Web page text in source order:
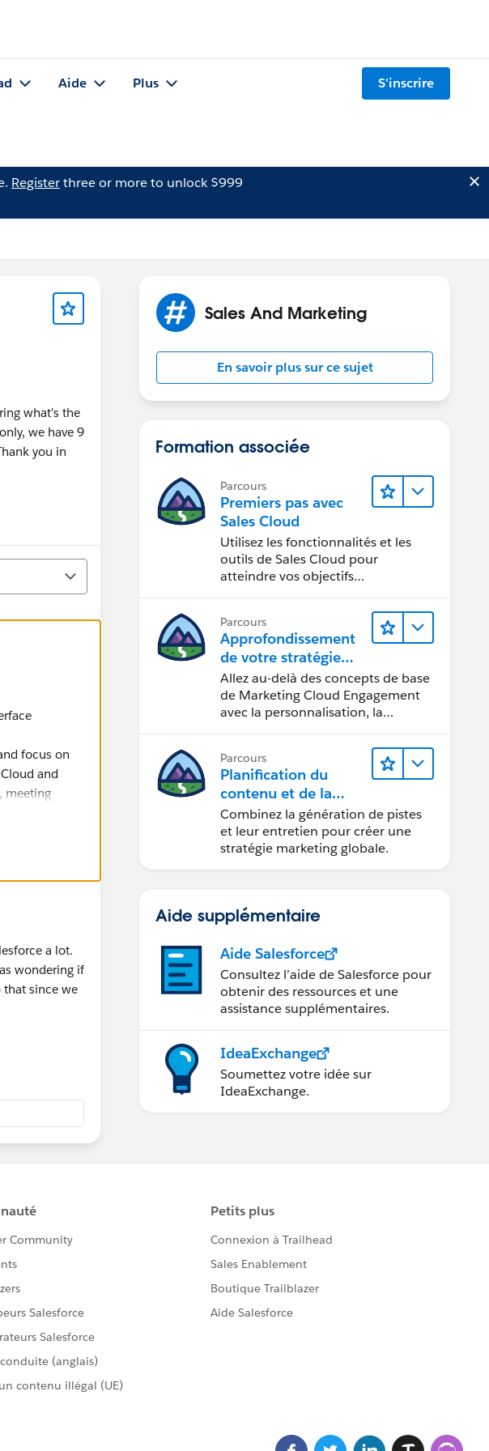
Aide Plus S'inscrire
Registerthree or more to unlock $999
what's the
we have 9
you in
focus on
and
meeting
boost-
a lot.
wondering if
that since we
Sales And Marketing
En savoir plus sur ce sujet
Formation associée
Parcours
Premiers pas avec
Sales Cloud
Utilisez les fonctionnalités et les
outils de Sales Cloud pour
atteindre vos objectifs
Parcours
Approfondissement
de votre stratégie
marketing
Allez au-delà des concepts de base
de Marketing Cloud Engagement
avec la personnalisation, la
Parcours
Planification du
contenu et de la
stratégie marketing
avec
Marketing Cloud
Account Engagemen
Combinez la génération de pistes
et leur entretien pour créer une
stratégie marketing globale.
Aide supplémentaire
Aide Salesforce
Consultez l’aide de Salesforce pour
obtenir des ressources et une
assistance supplémentaires.
IdeaExchange
Soumettez votre idée sur
IdeaExchange.